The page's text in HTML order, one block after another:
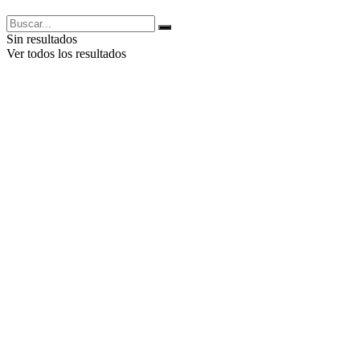
Sin resultados
Ver todos los resultados